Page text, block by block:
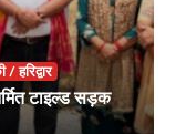
हरिद्वार
टाइल्ड सड़क